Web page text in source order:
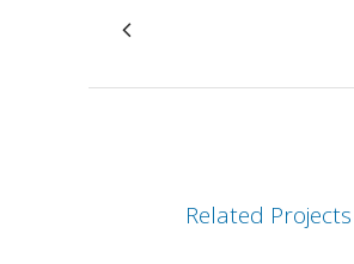
Related Projects